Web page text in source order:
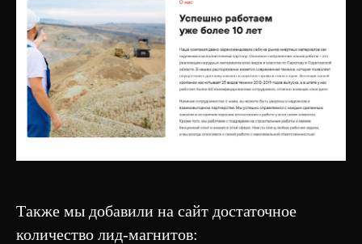
Также мы добавили на сайт достаточное
количество лид-магнитов:
© 2020-2026
All Right Reserved.
Политика обработки
персональных данных
Made by
CROCO